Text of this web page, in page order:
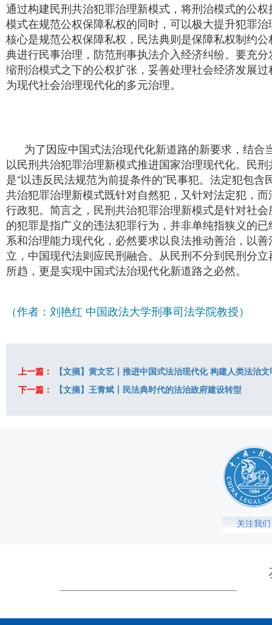
通过构建民刑共治犯罪治理新模式，将刑治模式的公
模式在规范公权保障私权的同时，可以极大提升犯罪
核心是规范公权保障私权，民法典则是保障私权制约
典进行民事治理，防范刑事执法介入经济纠纷。要充
缩刑治模式之下的公权扩张，妥善处理社会经济发展
为现代社会治理现代化的多元治理。
为了因应中国式法治现代化新道路的新要求，结合
以民刑共治犯罪治理新模式推进国家治理现代化。民
是“以违反民法规范为前提条件的”民事犯。法定犯包
共治犯罪治理新模式既针对自然犯，又针对法定犯，
行政犯。简言之，民刑共治犯罪治理新模式是针对社
的犯罪是指广义的违法犯罪行为，并非单纯指狭义的
系和治理能力现代化，必然要求以良法推动善治，以
立，中国现代法则应民刑融合。从民刑不分到民刑分
所趋，更是实现中国式法治现代化新道路之必然。
（作者：刘艳红 中国政法大学刑事司法学院教授）
上一篇：
【文摘】黄文艺丨推进中国式法治现代化 构建人类法
下一篇：
【文摘】王青斌丨民法典时代的法治政府建设转型
关注我们